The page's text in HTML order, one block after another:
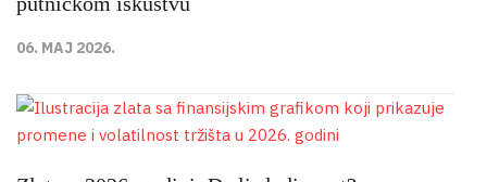
06. MAJ 2026.